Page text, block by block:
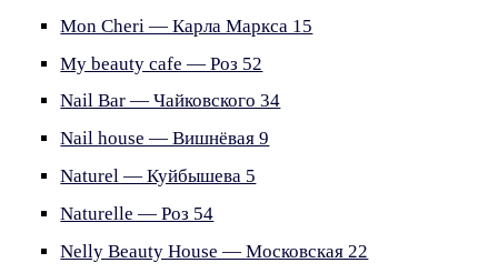
Mon Cheri — Карла Маркса 15
My beauty cafe — Роз 52
Nail Bar — Чайковского 34
Nail house — Вишнёвая 9
Naturel — Куйбышева 5
Naturelle — Роз 54
Nelly Beauty House — Московская 22